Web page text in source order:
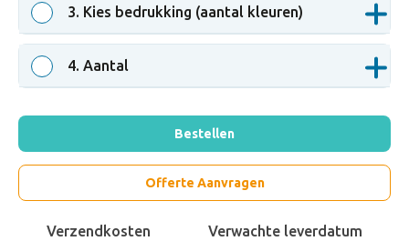
3. Kies bedrukking (aantal kleuren)
4. Aantal
Bestellen
Offerte Aanvragen
Verzendkosten
Verwachte leverdatum